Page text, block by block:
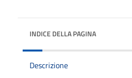
INDICE DELLA PAGINA
Descrizione